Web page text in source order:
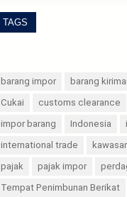
TAGS
barang impor barang
Cukai
customs clearance
impor barang
Indonesia
international trade
pajak
pajak impor
Tempat Penimbunan Berikat